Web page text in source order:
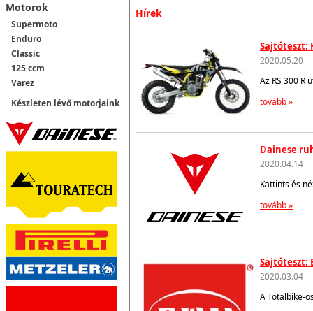
Motorok
Supermoto
Enduro
Classic
125 ccm
Varez
Készleten lévő motorjaink
Hírek
Sajtóteszt:
2020.05.20
Az RS 300 R
tovább »
Dainese
2020.04.14
Kattints és
tovább »
Sajtóteszt:
2020.03.04
A Totalbike-